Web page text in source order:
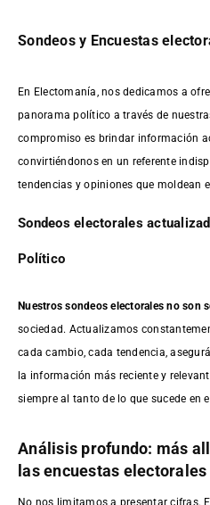
Sondeos y Encuestas
En Electomanía, nos dedicamos a
panorama político a través de
compromiso es brindar información
convirtiéndonos en un referente
tendencias y opiniones que moldean
Sondeos electorales
Político
Nuestros sondeos electorales no son
sociedad. Actualizamos
cada cambio, cada tendencia,
la información más reciente y
siempre al tanto de lo que sucede en
Análisis profundo: más
las encuestas electorales
No nos limitamos a presentar cifras.